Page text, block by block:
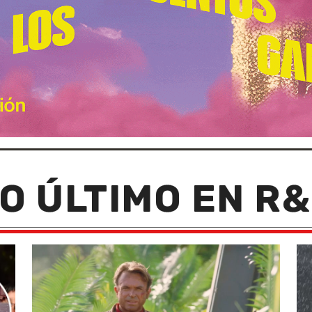
ÚLTIMO EN